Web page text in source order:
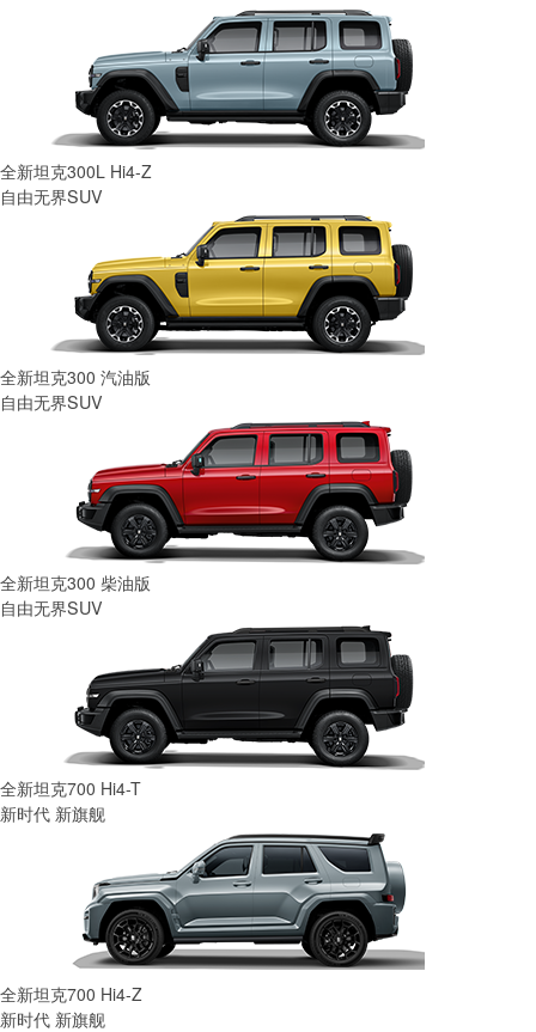
全新坦克300L Hi4-Z
自由无界SUV
全新坦克300 汽油版
自由无界SUV
全新坦克300 柴油版
自由无界SUV
全新坦克700 Hi4-T
新时代 新旗舰
全新坦克700 Hi4-Z
新时代 新旗舰